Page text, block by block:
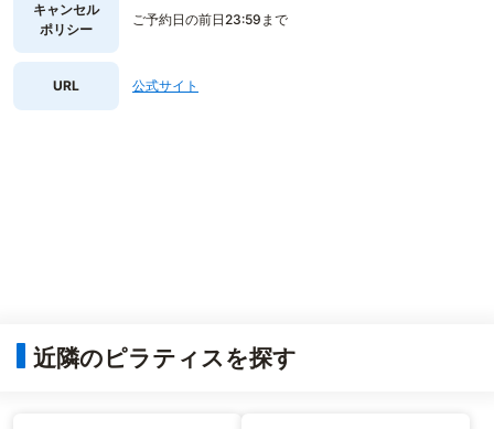
キャンセル
ポリシー
ご予約日の前日23:59まで
URL 公式サイト
近隣のピラティスを探す